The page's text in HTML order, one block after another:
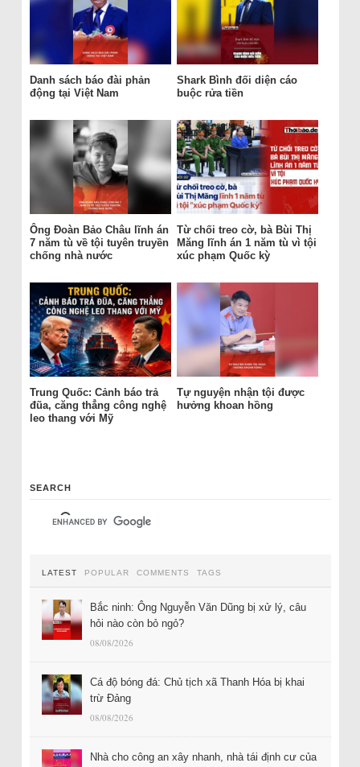
Danh sách báo đài phản
động tại Việt Nam
Shark Bình đối diện cáo
buộc rửa tiền
Ông Đoàn Bảo Châu lĩnh án
7 năm tù về tội tuyên truyền
chống nhà nước
Từ chối treo cờ, bà Bùi Thị
Măng lĩnh án 1 năm tù vì tội
xúc phạm Quốc kỳ
Trung Quốc: Cảnh báo trả
đũa, căng thẳng công nghệ
leo thang với Mỹ
Tự nguyện nhận tội được
hưởng khoan hồng
SEARCH
LATEST POPULAR COMMENTS TAGS
Bắc ninh: Ông Nguyễn Văn Dũng bị xử lý, câu
hỏi nào còn bỏ ngỏ?
08/08/2026
Cá độ bóng đá: Chủ tịch xã Thanh Hóa bị khai
trừ Đảng
08/08/2026
Nhà cho công an xây nhanh, nhà tái định cư của